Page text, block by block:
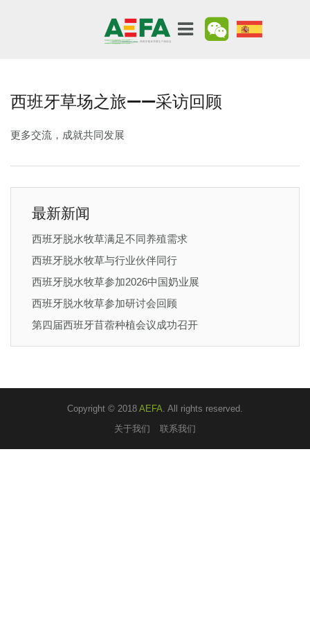
西班牙草场之旅——采访回顾
更多交流，成就共同发展
最新新闻
西班牙脱水牧草满足不同养殖需求
西班牙脱水牧草与行业伙伴同行
西班牙脱水牧草参加2026中国奶业展
西班牙脱水牧草参加研讨会回顾
第四届西班牙苜蓿种植会议成功召开
Copyright © 2018 AEFA. All rights reserved.
关于我们
联系我们